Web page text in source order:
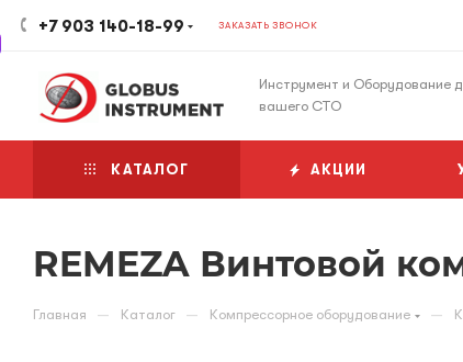
+7 903 140-18-99 ЗАКАЗАТЬ ЗВОНОК
Инструмент и Оборудование
вашего СТО
КАТАЛОГ АКЦИИ
REMEZA Винтовой
Главная — Каталог — Компрессорное оборудование —